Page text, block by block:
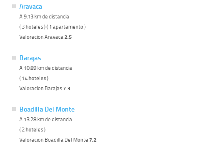
Aravaca
A 9.13 km de distancia
( 3 hoteles ) ( 1 apartamento )
Valoracion Aravaca2.5
Barajas
A 10.89 km de distancia
( 14 hoteles )
Valoracion Barajas7.3
Boadilla Del Monte
A 13.28 km de distancia
( 2 hoteles )
Valoracion Boadilla Del Monte 7.2